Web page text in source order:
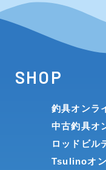
SHOP
釣具オンラ
中古釣具オ
ロッドビル
Tsulinoオ